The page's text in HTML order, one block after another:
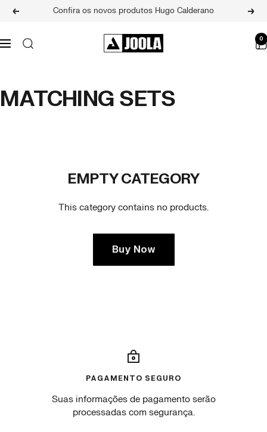
Skip
Previous Confira os novos produtos Hugo Calderano Next
Navigation
JOOLA
BRASIL
0
MATCHING SETS
EMPTY CATEGORY
This category contains no products.
Buy Now
PAGAMENTO SEGURO
Suas informações de pagamento serão
processadas com segurança.